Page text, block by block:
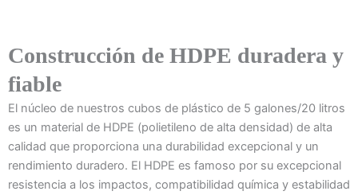
Construcción de HDPE duradera y
fiable
El núcleo de nuestros cubos de plástico de 5 galones/20 litros
es un material de HDPE (polietileno de alta densidad) de alta
calidad que proporciona una durabilidad excepcional y un
rendimiento duradero. El HDPE es famoso por su excepcional
resistencia a los impactos, compatibilidad química y estabilidad